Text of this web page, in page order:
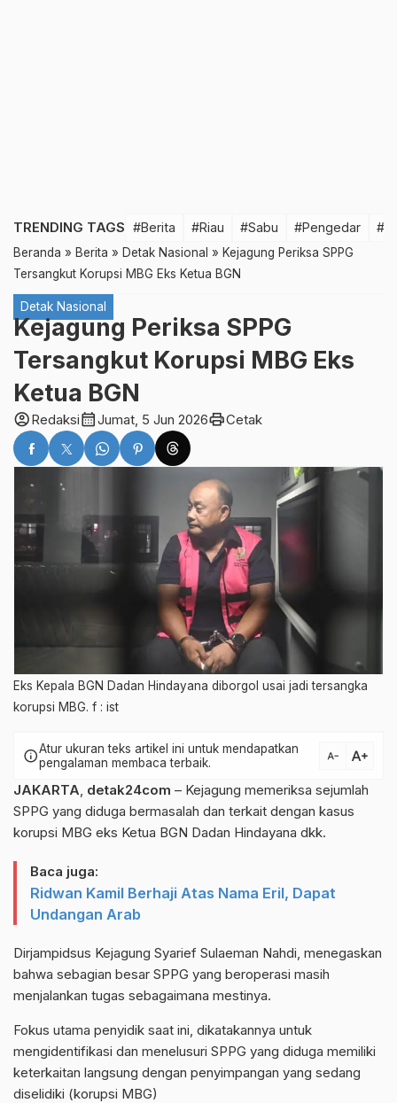
TRENDING TAGS #Berita #Riau #Sabu #Pengedar
Beranda » Berita » Detak Nasional » Kejagung Periksa SPPG
Tersangkut Korupsi MBG Eks Ketua BGN
Detak Nasional
Kejagung Periksa SPPG
Tersangkut Korupsi MBG Eks
Ketua BGN
account_circleRedaksicalendar_monthJumat, 5 Jun 2026printCetak
Eks Kepala BGN Dadan Hindayana diborgol usai jadi tersangka
korupsi MBG. f : ist
infoAtur ukuran teks artikel ini untuk mendapatkan
pengalaman membaca terbaik.
text_decrease text_increase
JAKARTA, detak24com – Kejagung memeriksa sejumlah
SPPG yang diduga bermasalah dan terkait dengan kasus
korupsi MBG eks Ketua BGN Dadan Hindayana dkk.
Baca juga:
Ridwan Kamil Berhaji Atas Nama Eril, Dapat
Undangan Arab
Dirjampidsus Kejagung Syarief Sulaeman Nahdi, menegaskan
bahwa sebagian besar SPPG yang beroperasi masih
menjalankan tugas sebagaimana mestinya.
Fokus utama penyidik saat ini, dikatakannya untuk
mengidentifikasi dan menelusuri SPPG yang diduga memiliki
keterkaitan langsung dengan penyimpangan yang sedang
diselidiki (korupsi MBG)